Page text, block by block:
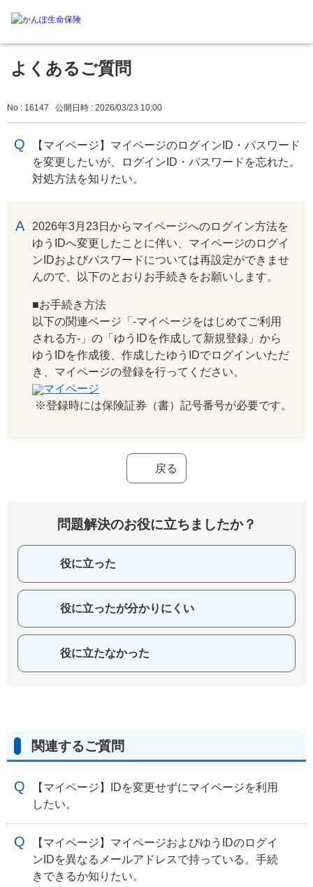
よくあるご質問
No : 16147 公開日時 : 2026/03/23 10:00
【マイページ】マイページのログインID・パスワード
を変更したいが、ログインID・パスワードを忘れた。
対処方法を知りたい。
2026年3月23日からマイページへのログイン方法を
ゆうIDへ変更したことに伴い、マイページのログイ
ンIDおよびパスワードについては再設定ができませ
んので、以下のとおりお手続きをお願いします。
■お手続き方法
以下の関連ページ「-マイページをはじめてご利用
される方-」の「ゆうIDを作成して新規登録」から
ゆうIDを作成後、作成したゆうIDでログインいただ
き、マイページの登録を行ってください。
マイページ
※登録時には保険証券（書）記号番号が必要です。
戻る
問題解決のお役に立ちましたか？
役に立った
役に立ったが分かりにくい
役に立たなかった
関連するご質問
【マイページ】IDを変更せずにマイページを利用
したい。
【マイページ】マイページおよびゆうIDのログイ
ンIDを異なるメールアドレスで持っている。手続
きできるか知りたい。